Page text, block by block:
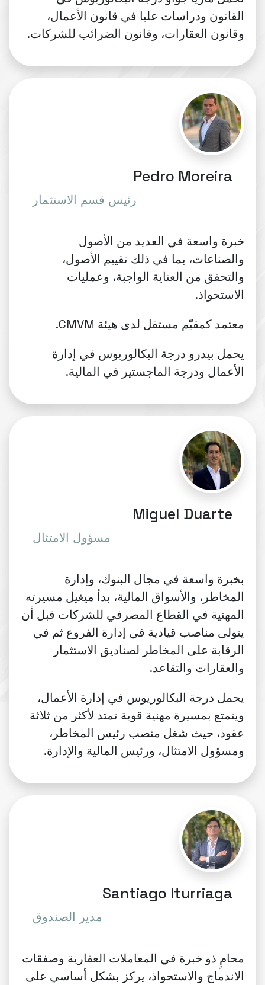
القانون ودراسات عليا في قانون الأعمال،
وقانون العقارات، وقانون الضرائب للشركات.
Pedro Moreira
رئيس قسم الاستثمار
خبرة واسعة في العديد من الأصول
والصناعات، بما في ذلك تقييم الأصول،
والتحقق من العناية الواجبة، وعمليات
الاستحواذ.
معتمد كمقيّم مستقل لدى هيئة CMVM.
يحمل بيدرو درجة البكالوريوس في إدارة
الأعمال ودرجة الماجستير في المالية.
Miguel Duarte
مسؤول الامتثال
بخبرة واسعة في مجال البنوك، وإدارة
المخاطر، والأسواق المالية، بدأ ميغيل مسيرته
المهنية في القطاع المصرفي للشركات قبل أن
يتولى مناصب قيادية في إدارة الفروع ثم في
الرقابة على المخاطر لصناديق الاستثمار
والعقارات والتقاعد.
يحمل درجة البكالوريوس في إدارة الأعمال،
ويتمتع بمسيرة مهنية قوية تمتد لأكثر من ثلاثة
عقود، حيث شغل منصب رئيس المخاطر،
ومسؤول الامتثال، ورئيس المالية والإدارة.
Santiago Iturriaga
مدير الصندوق
محامٍ ذو خبرة في المعاملات العقارية وصفقات
الاندماج والاستحواذ، يركز بشكل أساسي على